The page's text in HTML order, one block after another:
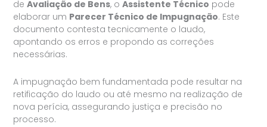
deAvaliação de Bens, oAssistente Técnico pode
elaborar um Parecer Técnico de Impugnação. Este
documento contesta tecnicamente o laudo,
apontando os erros e propondo as correções
necessárias.
A impugnação bem fundamentada pode resultar na
retificação do laudo ou até mesmo na realização de
nova perícia, assegurando justiça e precisão no
processo.